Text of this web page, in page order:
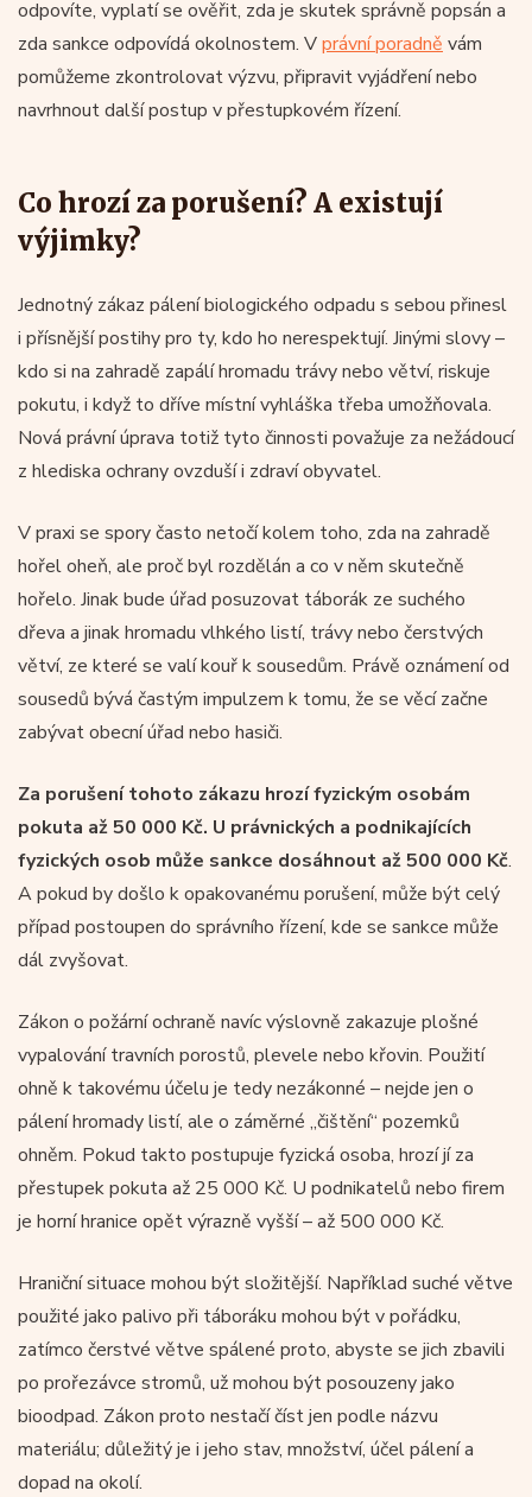
odpovíte, vyplatí se ověřit, zda je skutek správně popsán a
zda sankce odpovídá okolnostem. Vprávní poradně vám
pomůžeme zkontrolovat výzvu, připravit vyjádření nebo
navrhnout další postup v přestupkovém řízení.
Co hrozí za porušení? A existují
výjimky?
Jednotný zákaz pálení biologického odpadu s sebou přinesl
i přísnější postihy pro ty, kdo ho nerespektují. Jinými slovy –
kdo si na zahradě zapálí hromadu trávy nebo větví, riskuje
pokutu, i když to dříve místní vyhláška třeba umožňovala.
Nová právní úprava totiž tyto činnosti považuje za nežádoucí
z hlediska ochrany ovzduší i zdraví obyvatel.
V praxi se spory často netočí kolem toho, zda na zahradě
hořel oheň, ale proč byl rozdělán a co v něm skutečně
hořelo. Jinak bude úřad posuzovat táborák ze suchého
dřeva a jinak hromadu vlhkého listí, trávy nebo čerstvých
větví, ze které se valí kouř k sousedům. Právě oznámení od
sousedů bývá častým impulzem k tomu, že se věcí začne
zabývat obecní úřad nebo hasiči.
Za porušení tohoto zákazu hrozí fyzickým osobám
pokuta až 50 000 Kč. U právnických a podnikajících
fyzických osob může sankce dosáhnout až 500 000 Kč.
A pokud by došlo k opakovanému porušení, může být celý
případ postoupen do správního řízení, kde se sankce může
dál zvyšovat.
Zákon o požární ochraně navíc výslovně zakazuje plošné
vypalování travních porostů, plevele nebo křovin. Použití
ohně k takovému účelu je tedy nezákonné – nejde jen o
pálení hromady listí, ale o záměrné „čištění“ pozemků
ohněm. Pokud takto postupuje fyzická osoba, hrozí jí za
přestupek pokuta až 25 000 Kč. U podnikatelů nebo firem
je horní hranice opět výrazně vyšší – až 500 000 Kč.
Hraniční situace mohou být složitější. Například suché větve
použité jako palivo při táboráku mohou být v pořádku,
zatímco čerstvé větve spálené proto, abyste se jich zbavili
po prořezávce stromů, už mohou být posouzeny jako
bioodpad. Zákon proto nestačí číst jen podle názvu
materiálu; důležitý je i jeho stav, množství, účel pálení a
dopad na okolí.